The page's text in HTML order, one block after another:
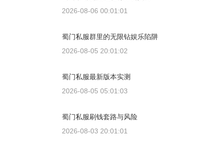
2026-08-06 00:01:01
蜀门私服群里的无限钻娱乐陷阱
2026-08-05 20:01:02
蜀门私服最新版本实测
2026-08-05 05:01:03
蜀门私服刷钱套路与风险
2026-08-03 20:01:01